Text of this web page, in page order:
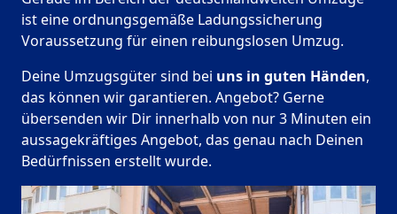
ist eine ordnungsgemäße Ladungssicherung
Voraussetzung für einen reibungslosen Umzug.
Deine Umzugsgüter sind bei uns in guten Händen,
das können wir garantieren. Angebot? Gerne
übersenden wir Dir innerhalb von nur 3 Minuten ein
aussagekräftiges Angebot, das genau nach Deinen
Bedürfnissen erstellt wurde.